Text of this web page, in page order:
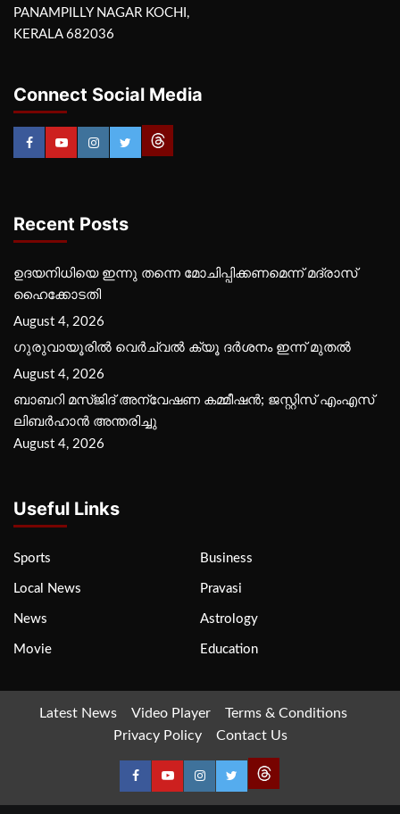
PANAMPILLY NAGAR KOCHI,
KERALA 682036
Connect Social Media
Recent Posts
ഉദയനിധിയെ ഇന്നു തന്നെ മോചിപ്പിക്കണമെന്ന് മദ്രാസ്
ഹൈക്കോടതി
August 4, 2026
ഗുരുവായൂരില്‍ വെര്‍ച്വല്‍ ക്യൂ ദര്‍ശനം ഇന്ന് മുതല്‍
August 4, 2026
ബാബറി മസ്ജിദ് അന്വേഷണ കമ്മീഷന്‍; ജസ്റ്റിസ് എംഎസ്
ലിബര്‍ഹാന്‍ അന്തരിച്ചു
August 4, 2026
Useful Links
Sports Business
Local News Pravasi
News Astrology
Movie Education
Latest News Video Player
Terms & Conditions
Privacy Policy
Contact Us